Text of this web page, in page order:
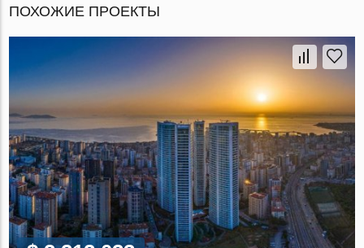
ПОХОЖИЕ ПРОЕКТЫ